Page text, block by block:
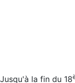
Jusqu'à la fin du 18